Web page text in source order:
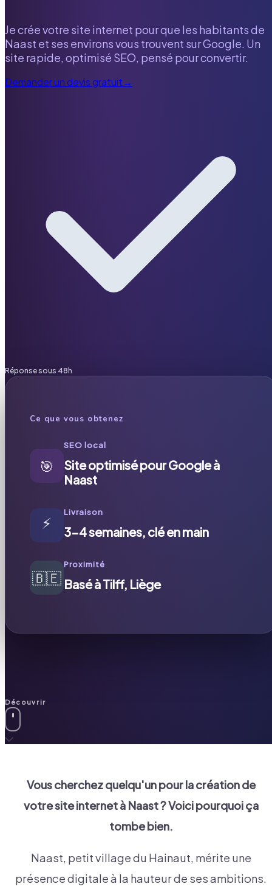
Je crée votre site internet pour que les habitants de
Naast et ses environs vous trouvent sur Google. Un
site rapide, optimisé SEO, pensé pour convertir.
Demander un devis gratuit→
Réponse sous 48h
Ce que vous obtenez
🎯
SEO local
Site optimisé pour Google à
Naast
⚡
Livraison
3-4 semaines, clé en main
🇧🇪
Proximité
Basé à Tilff, Liège
Découvrir
Vous cherchez quelqu'un pour la création de
votre site internet à Naast? Voici pourquoi ça
tombe bien.
Naast, petit village du Hainaut, mérite une
présence digitale à la hauteur de ses ambitions.